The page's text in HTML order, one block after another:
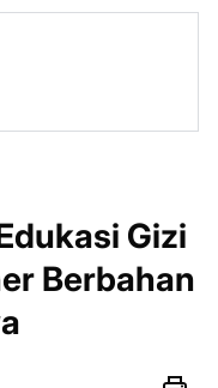
Gizi
Berbahan